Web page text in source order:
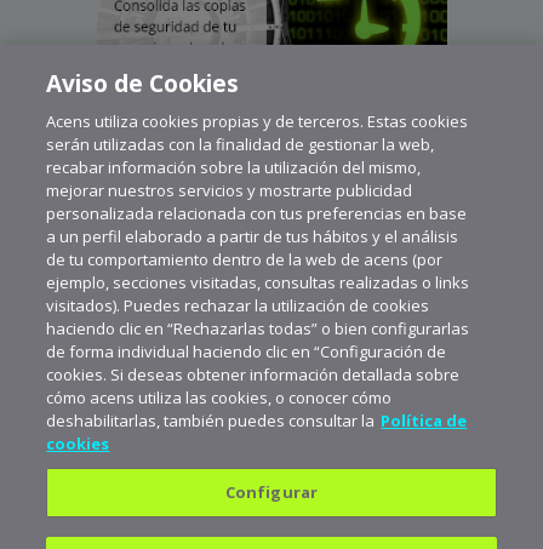
Política de privacidad
Aviso de Cookies
Acens utiliza cookies propias y de terceros. Estas cookies
serán utilizadas con la finalidad de gestionar la web,
recabar información sobre la utilización del mismo,
mejorar nuestros servicios y mostrarte publicidad
personalizada relacionada con tus preferencias en base
a un perfil elaborado a partir de tus hábitos y el análisis
de tu comportamiento dentro de la web de acens (por
ejemplo, secciones visitadas, consultas realizadas o links
visitados). Puedes rechazar la utilización de cookies
haciendo clic en “Rechazarlas todas” o bien configurarlas
de forma individual haciendo clic en “Configuración de
cookies. Si deseas obtener información detallada sobre
cómo acens utiliza las cookies, o conocer cómo
deshabilitarlas, también puedes consultar la Política de
cookies
Configurar